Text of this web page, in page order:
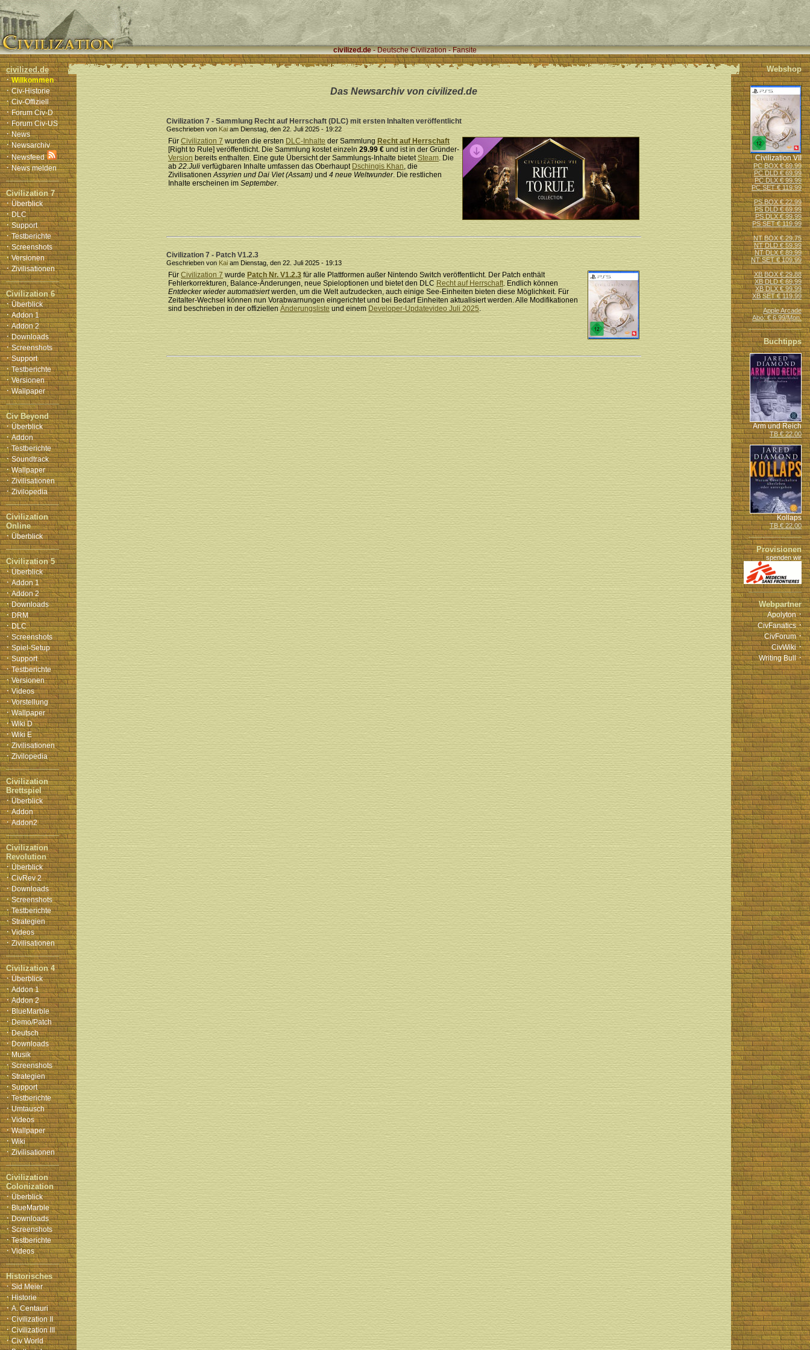
civilized.de- Deutsche Civilization - Fansite
civilized.de Webshop
·Willkommen
·Civ-Historie
·Civ-Offiziell
·Forum Civ-D
·Forum Civ-US
·News
·Newsarchiv
·Newsfeed
·News melden
Civilization 7
·Überblick
·DLC
·Support
·Testberichte
·Screenshots
·Versionen
·Zivilisationen
Civilization 6
·Überblick
·Addon 1
·Addon 2
·Downloads
·Screenshots
·Support
·Testberichte
·Versionen
·Wallpaper
Civ Beyond
·Überblick
·Addon
·Testberichte
·Soundtrack
·Wallpaper
·Zivilisationen
·Zivilopedia
Civilization
Online
·Überblick
Civilization 5
·Überblick
·Addon 1
·Addon 2
·Downloads
·DRM
·DLC
·Screenshots
·Spiel-Setup
·Support
·Testberichte
·Versionen
·Videos
·Vorstellung
·Wallpaper
·Wiki D
·Wiki E
·Zivilisationen
·Zivilopedia
Civilization
Brettspiel
·Überblick
·Addon
·Addon2
Civilization
Revolution
·Überblick
·CivRev 2
·Downloads
·Screenshots
·Testberichte
·Strategien
·Videos
·Zivilisationen
Civilization 4
·Überblick
·Addon 1
·Addon 2
·BlueMarble
·Demo/Patch
·Deutsch
·Downloads
·Musik
·Screenshots
·Strategien
·Support
·Testberichte
·Umtausch
·Videos
·Wallpaper
·Wiki
·Zivilisationen
Civilization
Colonization
·Überblick
·BlueMarble
·Downloads
·Screenshots
·Testberichte
·Videos
Historisches
·Sid Meier
·Historie
·A. Centauri
·Civilization II
·Civilization III
·Civ World
Das Newsarchiv von civilized.de
Civilization 7 - Sammlung Recht auf Herrschaft (DLC) mit ersten Inhalten veröffentlicht
Geschrieben von Kai am Dienstag, den 22. Juli 2025 - 19:22
Für Civilization 7 wurden die ersten DLC-Inhalteder SammlungRecht auf Herrschaft
[Right to Rule] veröffentlicht. Die Sammlung kostet einzeln 29.99 €und ist in der Gründer-
Versionbereits enthalten. Eine gute Übersicht der Sammlungs-Inhalte bietetSteam. Die
ab22.Juli verfügbaren Inhalte umfassen das Oberhaupt Dschingis Khan, die
ZivilisationenAssyrien und Dai Viet (Assam) und4 neue Weltwunder. Die restlichen
Inhalte erscheinen imSeptember.
Civilization 7 - Patch V1.2.3
Geschrieben von Kaiam Dienstag, den 22. Juli 2025 - 19:13
Für Civilization 7 wurde Patch Nr. V1.2.3 für alle Plattformen außer Nintendo Switch veröffentlicht. Der Patch enthält
Fehlerkorrekturen, Balance-Änderungen, neue Spieloptionen und bietet den DLC Recht auf Herrschaft. Endlich können
Entdecker wieder automatisiertwerden, um die Welt aufzudecken, auch einige See-Einheiten bieten diese Möglichkeit. Für
Zeitalter-Wechsel können nun Vorabwarnungen eingerichtet und bei Bedarf Einheiten aktualisiert werden. Alle Modifikationen
sind beschrieben in der offiziellenÄnderungsliste und einem Developer-Updatevideo Juli 2025.
Civilization VII
PC BOX € 69.99
PC DLD € 69.99
PC DLX € 99.99
PC SET € 119.99
PS BOX € 22.99
PS DLD € 69.99
PS DLX € 99.99
PS SET € 119.99
NT BOX € 29.75
NT DLD € 59.99
NT DLX € 89.99
NT SET € 109.99
XB BOX € 29.88
XB DLD € 69.99
XB DLX € 99.99
XB SET € 119.99
Apple Arcade
Abo: € 6.99/Mon.
Buchtipps
Arm und Reich
TB € 22.00
Kollaps
TB € 22.00
Provisionen
spenden wir
Webpartner
Apolyton·
CivFanatics·
CivForum·
CivWiki·
Writing Bull·